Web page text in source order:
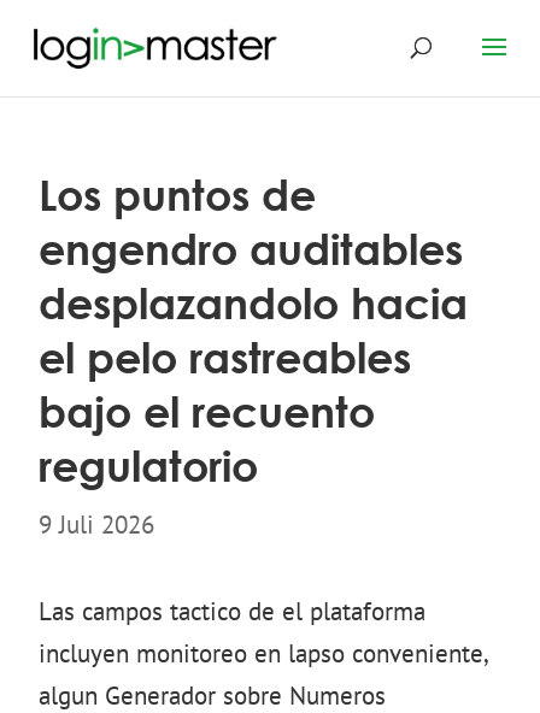
Los puntos de
engendro auditables
desplazandolo hacia
el pelo rastreables
bajo el recuento
regulatorio
9 Juli 2026
Las campos tactico de el plataforma
incluyen monitoreo en lapso conveniente,
algun Generador sobre Numeros